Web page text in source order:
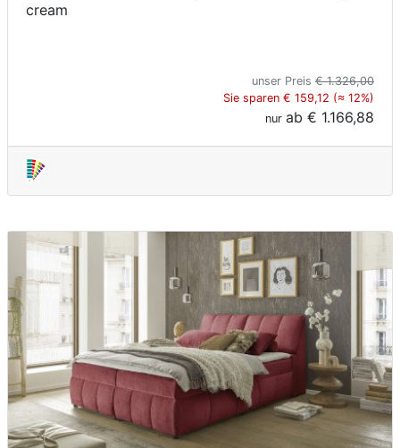
cream
unser Preis € 1.326,00
Sie sparen € 159,12 (≈ 12%)
nur ab € 1.166,88